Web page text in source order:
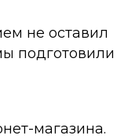
не оставил
подготовили
магазина.